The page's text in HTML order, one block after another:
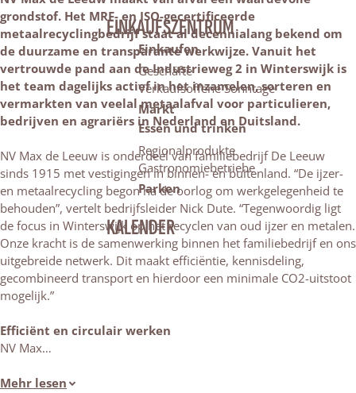
EINKAUFSZENTRUM
Einkaufen
Geschäfte
Verkaufsoffene Sonntage
Markt
Essen und trinken
Regionalprodukte
Gastronomiebetriebe
Parken
KALENDER
grondstof. Het MRF- en ISO-gecertificeerde
metaalrecyclingbedrijf staat al decennialang bekend om
de duurzame en transparante werkwijze. Vanuit het
vertrouwde pand aan de Industrieweg 2 in Winterswijk is
het team dagelijks actief in het inzamelen, sorteren en
vermarkten van veelal metaalafval voor particulieren,
bedrijven en agrariërs in Nederland en Duitsland.
NV Max de Leeuw is onderdeel van familiebedrijf De Leeuw
sinds 1915 met vestigingen in binnen- en buitenland. “De ijzer-
en metaalrecycling begon na de oorlog om werkgelegenheid te
behouden”, vertelt bedrijfsleider Nick Dute. “Tegenwoordig ligt
de focus in Winterswijk op het recyclen van oud ijzer en metalen.
Onze kracht is de samenwerking binnen het familiebedrijf en ons
uitgebreide netwerk. Dit maakt efficiëntie, kennisdeling,
gecombineerd transport en hierdoor een minimale CO2-uitstoot
mogelijk.”
Efficiënt en circulair werken
NV Max…
Mehr lesen